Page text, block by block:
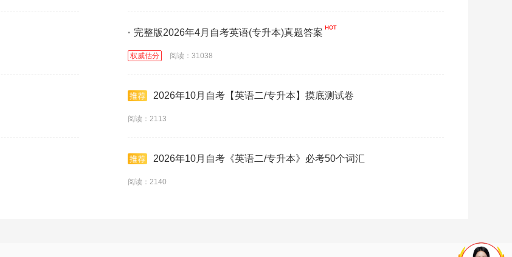
· 完整版2026年4月自考英语(专升本)真题答案
权威估分 阅读：31038
2026年10月自考【英语二/专升本】摸底测试卷
阅读：2113
2026年10月自考《英语二/专升本》必考50个词汇
阅读：2140